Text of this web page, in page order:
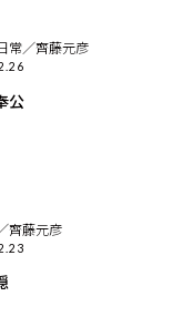
常／齊藤元彦
公
齊藤元彦